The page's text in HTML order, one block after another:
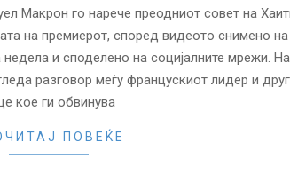
Макрон го нарече преодниот совет на
на премиерот, според видеото снимено на
и споделено на социјалните мрежи. На
разговор меѓу францускиот лидер и
кое ги обвинува
ПОВЕЌЕ